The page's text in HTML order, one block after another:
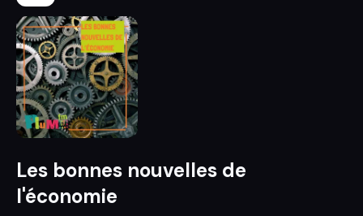
Les bonnes nouvelles de
l'économie